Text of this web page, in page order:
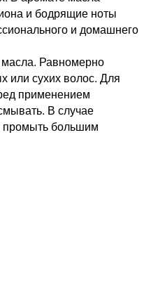
и бодрящие ноты
и домашнего
масла. Равномерно
или сухих волос. Для
применением
В случае
промыть большим